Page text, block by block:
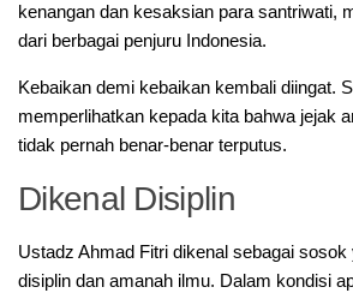
kenangan dan kesaksian para santriwati,
dari berbagai penjuru Indonesia.
Kebaikan demi kebaikan kembali diingat.
memperlihatkan kepada kita bahwa jejak
tidak pernah benar-benar terputus.
Dikenal Disiplin
‎Ustadz Ahmad Fitri dikenal sebagai
disiplin dan amanah ilmu. Dalam kondisi